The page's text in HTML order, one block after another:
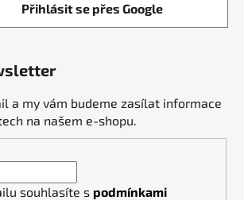
Přihlásit se přes Google
a my vám budeme zasílat informace
na našem e-shopu.
souhlasíte s podmínkami